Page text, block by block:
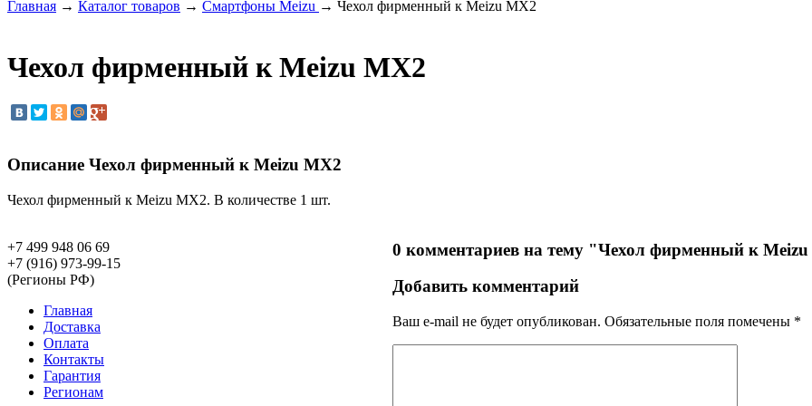
Главная → Каталог товаров → Смартфоны Meizu → Чехол фирменный к Meizu MX2
Чехол фирменный к Meizu MX2
Описание Чехол фирменный к Meizu MX2
Чехол фирменный к Meizu MX2. В количестве 1 шт.
0 комментариев на тему "Чехол фирменный к
Добавить комментарий
Ваш e-mail не будет опубликован. Обязательные поля помечены *
+7 499 948 06 69
+7 (916) 973-99-15
(Регионы РФ)
Главная
Доставка
Оплата
Контакты
Гарантия
Регионам